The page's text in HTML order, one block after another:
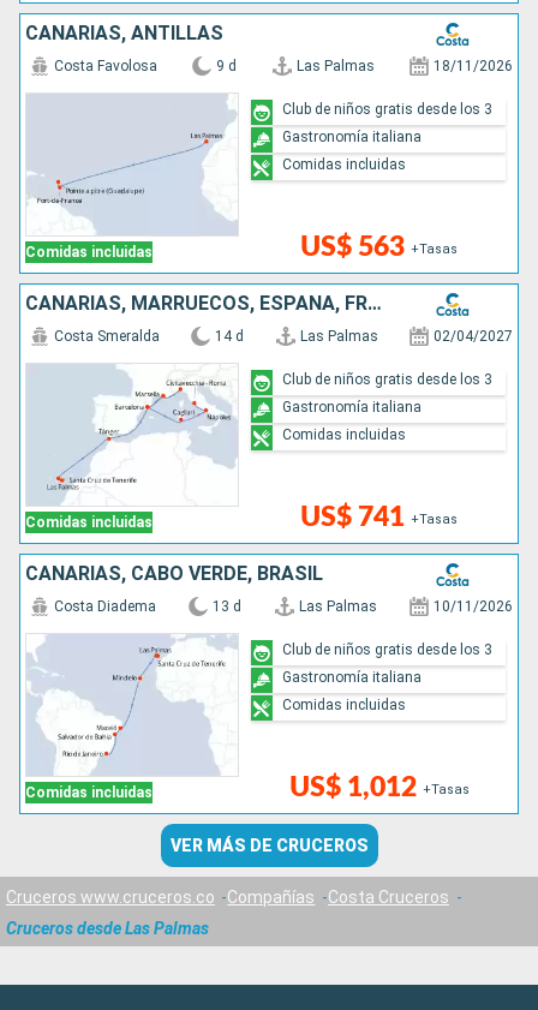
CANARIAS, ANTILLAS
Comidas incluidas
Costa Favolosa 9 d Las Palmas 18/11/2026
US$ 563 +Tasas
Club de niños gratis desde los 3
Gastronomía italiana
Comidas incluidas
CANARIAS, MARRUECOS, ESPAÑA, FRANCIA, ITALIA
Comidas incluidas
Costa Smeralda 14 d Las Palmas 02/04/2027
US$ 741 +Tasas
Club de niños gratis desde los 3
Gastronomía italiana
Comidas incluidas
CANARIAS, CABO VERDE, BRASIL
Comidas incluidas
Costa Diadema 13 d Las Palmas 10/11/2026
US$ 1,012 +Tasas
Club de niños gratis desde los 3
Gastronomía italiana
Comidas incluidas
VER MÁS DE CRUCEROS
Cruceros www.cruceros.co Compañías
Costa Cruceros
Cruceros desde Las Palmas